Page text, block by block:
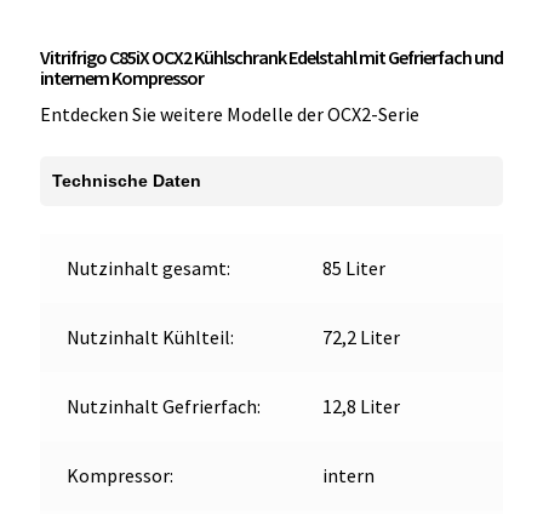
mit
Gefrierfach
Edelstahl
Vitrifrigo C85iX OCX2 Kühlschrank Edelstahl mit Gefrierfach und
internem Kompressor
Entdecken Sie weitere Modelle der OCX2-Serie
Technische Daten
Nutzinhalt gesamt: 85 Liter
Nutzinhalt Kühlteil: 72,2 Liter
Nutzinhalt Gefrierfach: 12,8 Liter
Kompressor: intern